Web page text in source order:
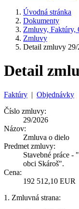
Úvodná stránka
Dokumenty
Zmluvy, Faktúry,
Zmluvy
Detail zmluvy 29/
Detail
Faktúry | Objednávky
Číslo zmluvy:
29/2026
Názov:
Zmluva o dielo
Predmet zmluvy:
Stavebné práce -
obci Skároš".
Cena:
192 512,10 EUR
1. Zmluvná strana: